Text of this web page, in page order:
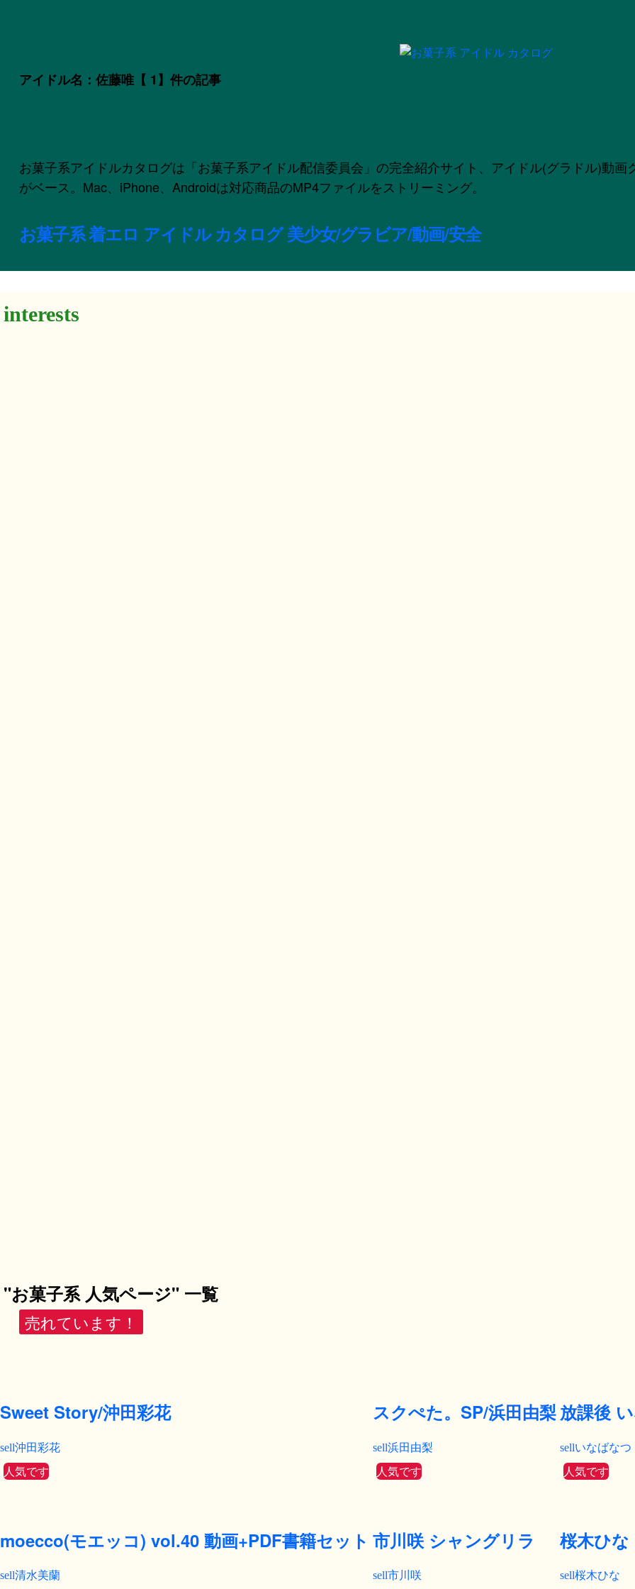
アイドル名：佐藤唯【 1】件の記事
お菓子系アイドルカタログは「お菓子系アイドル配信委員会」の完全紹介サイト、アイドル(グラドル)動
がベース。Mac、iPhone、Androidは対応商品のMP4ファイルをストリーミング。
お菓子系 着エロ アイドル カタログ 美少女/グラビア/動画/安全
"お菓子系 人気ページ" 一覧
売れています！
Sweet Story/沖田彩花
沖田彩花
人気です
moecco(モエッコ) vol.40 動画+PDF書籍セット
清水美蘭
スクぺた。SP/浜田由梨
浜田由梨
人気です
市川咲 シャングリラ
市川咲
放課後
いなばなつ
人気です
桜木ひな
桜木ひな